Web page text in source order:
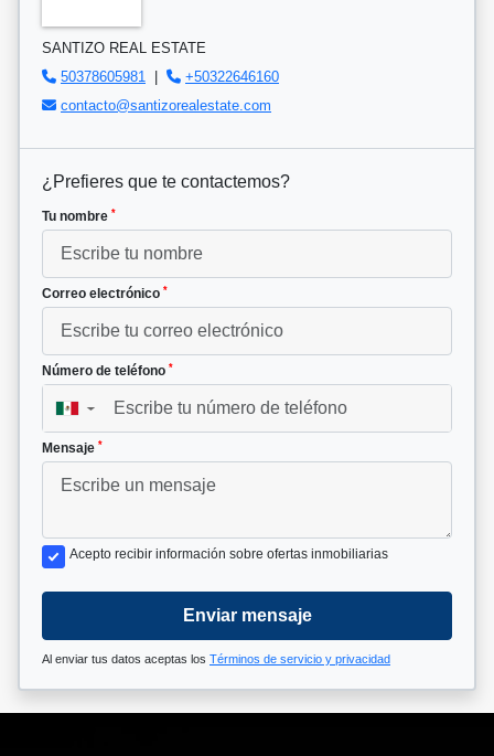
SANTIZO REAL ESTATE
50378605981
+50322646160
contacto@santizorealestate.com
¿Prefieres que te contactemos?
Tu nombre *
Correo electrónico *
Número de teléfono *
▼
Mensaje *
Acepto recibir información sobre ofertas inmobiliarias
Enviar mensaje
Al enviar tus datos aceptas los Términos de servicio y privacidad